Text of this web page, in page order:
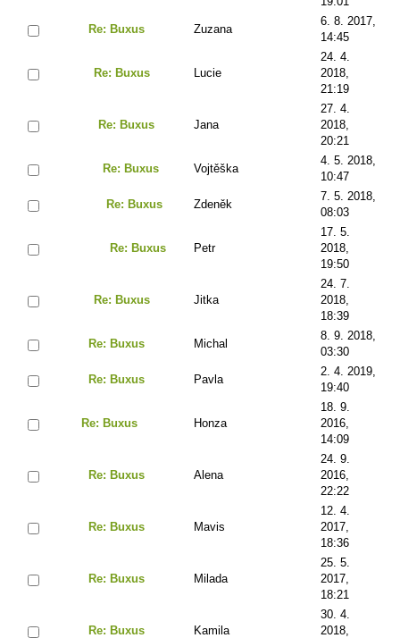
Re: Buxus Zuzana
6. 8. 2017,
14:45
Re: Buxus Lucie
24. 4.
2018,
21:19
Re: Buxus Jana
27. 4.
2018,
20:21
Re: Buxus Vojtěška
4. 5. 2018,
10:47
Re: Buxus Zdeněk
7. 5. 2018,
08:03
Re: Buxus Petr
17. 5.
2018,
19:50
Re: Buxus Jitka
24. 7.
2018,
18:39
Re: Buxus Michal
8. 9. 2018,
03:30
Re: Buxus Pavla
2. 4. 2019,
19:40
Re: Buxus Honza
18. 9.
2016,
14:09
Re: Buxus Alena
24. 9.
2016,
22:22
Re: Buxus Mavis
12. 4.
2017,
18:36
Re: Buxus Milada
25. 5.
2017,
18:21
Re: Buxus Kamila
30. 4.
2018,